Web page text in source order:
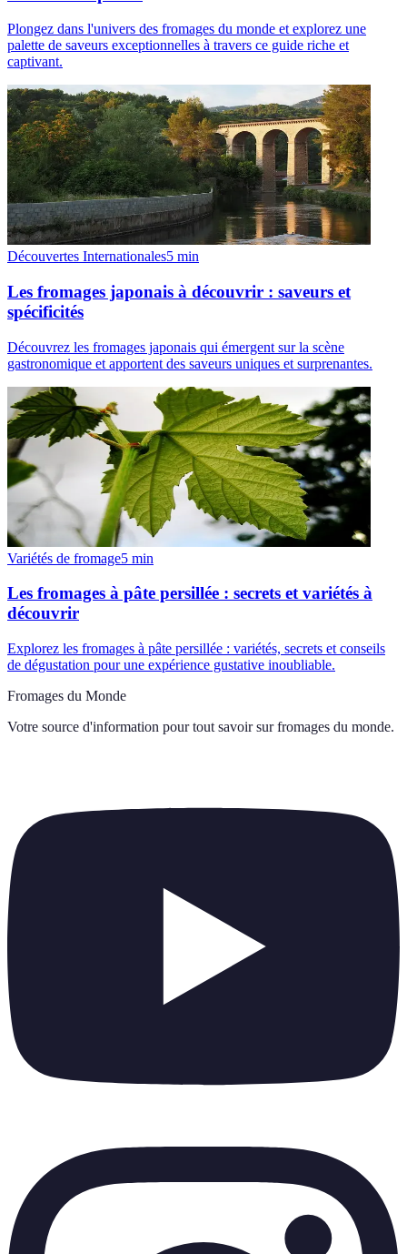
Plongez dans l'univers des fromages du monde et explorez une
palette de saveurs exceptionnelles à travers ce guide riche et
captivant.
Découvertes Internationales5 min
Les fromages japonais à découvrir : saveurs et
spécificités
Découvrez les fromages japonais qui émergent sur la scène
gastronomique et apportent des saveurs uniques et surprenantes.
Variétés de fromage5 min
Les fromages à pâte persillée : secrets et variétés à
découvrir
Explorez les fromages à pâte persillée : variétés, secrets et conseils
de dégustation pour une expérience gustative inoubliable.
Fromages du Monde
Votre source d'information pour tout savoir sur fromages du monde.